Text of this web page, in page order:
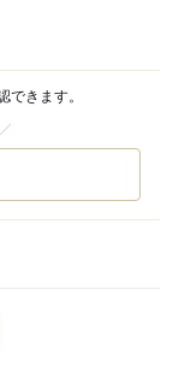
できます。